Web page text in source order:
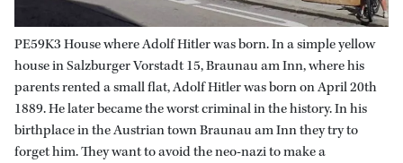
PE59K3 House where Adolf Hitler was born. In a simple yellow
house in Salzburger Vorstadt 15, Braunau am Inn, where his
parents rented a small flat, Adolf Hitler was born on April 20th
1889. He later became the worst criminal in the history. In his
birthplace in the Austrian town Braunau am Inn they try to
forget him. They want to avoid the neo-nazi to make a